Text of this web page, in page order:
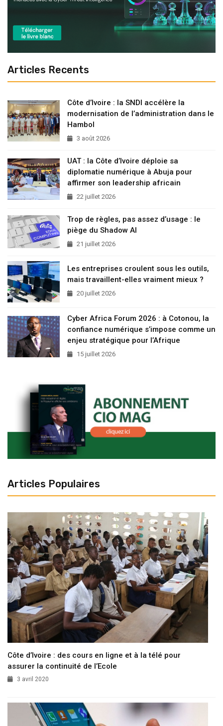
Articles Recents
Côte d’Ivoire : la SNDI accélère la
modernisation de l’administration dans le
Hambol
3 août 2026
UAT : la Côte d’Ivoire déploie sa
diplomatie numérique à Abuja pour
affirmer son leadership africain
22 juillet 2026
Trop de règles, pas assez d’usage : le
piège du Shadow AI
21 juillet 2026
Les entreprises croulent sous les outils,
mais travaillent-elles vraiment mieux ?
20 juillet 2026
Cyber Africa Forum 2026 : à Cotonou, la
confiance numérique s’impose comme un
enjeu stratégique pour l’Afrique
15 juillet 2026
Articles Populaires
Côte d’Ivoire : des cours en ligne et à la télé pour
assurer la continuité de l’Ecole
3 avril 2020